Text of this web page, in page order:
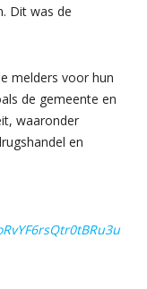
Dit was de
melders voor hun
de gemeente en
waaronder
en